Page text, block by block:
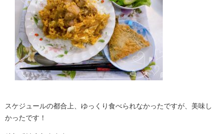
スケジュールの都合上、ゆっくり食べられなかったですが、美味し
かったです！